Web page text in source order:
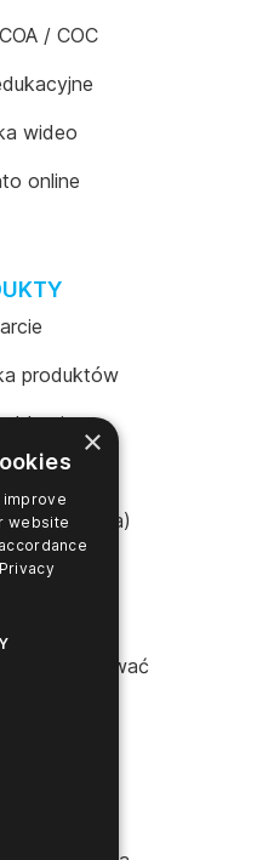
/ COC
wideo
online
produktów
Login
(USA)
(Australia)
skontaktować
×
improve
website